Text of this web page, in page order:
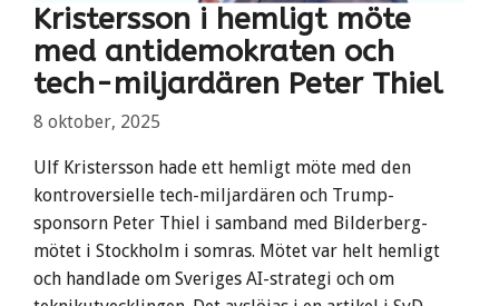
Kristersson i hemligt möte
med antidemokraten och
tech-miljardären Peter Thiel
8 oktober, 2025
Ulf Kristersson hade ett hemligt möte med den
kontroversielle tech-miljardären och Trump-
sponsorn Peter Thiel i samband med Bilderberg-
mötet i Stockholm i somras. Mötet var helt hemligt
och handlade om Sveriges AI-strategi och om